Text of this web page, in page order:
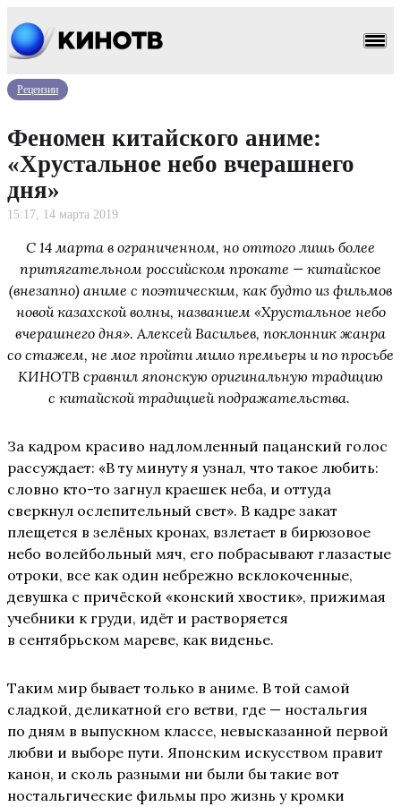
Рецензии
Феномен китайского аниме:
«Хрустальное небо вчерашнего
дня»
15:17, 14 марта 2019
С 14 марта в ограниченном, но оттого лишь более
притягательном российском прокате — китайское
(внезапно) аниме с поэтическим, как будто из фильмов
новой казахской волны, названием «Хрустальное небо
вчерашнего дня». Алексей Васильев, поклонник жанра
со стажем, не мог пройти мимо премьеры и по просьбе
КИНОТВ сравнил японскую оригинальную традицию
с китайской традицией подражательства.
За кадром красиво надломленный пацанский голос
рассуждает: «В ту минуту я узнал, что такое любить:
словно кто-то загнул краешек неба, и оттуда
сверкнул ослепительный свет». В кадре закат
плещется в зелёных кронах, взлетает в бирюзовое
небо волейбольный мяч, его побрасывают глазастые
отроки, все как один небрежно всклокоченные,
девушка с причёской «конский хвостик», прижимая
учебники к груди, идёт и растворяется
в сентябрьском мареве, как виденье.
Таким мир бывает только в аниме. В той самой
сладкой, деликатной его ветви, где — ностальгия
по дням в выпускном классе, невысказанной первой
любви и выборе пути. Японским искусством правит
канон, и сколь разными ни были бы такие вот
ностальгические фильмы про жизнь у кромки